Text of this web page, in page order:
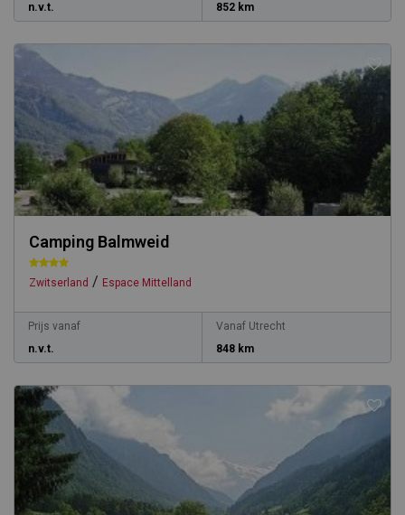
n.v.t.
852 km
Camping Balmweid
Zwitserland / Espace Mittelland
Prijs vanaf
n.v.t.
Vanaf Utrecht
848 km